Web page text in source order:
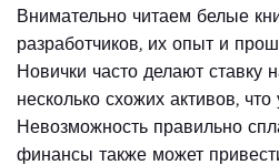
Внимательно читаем белые
разработчиков, их опыт и
Новички часто делают ставку
несколько схожих активов, что
Невозможность правильно
финансы также может